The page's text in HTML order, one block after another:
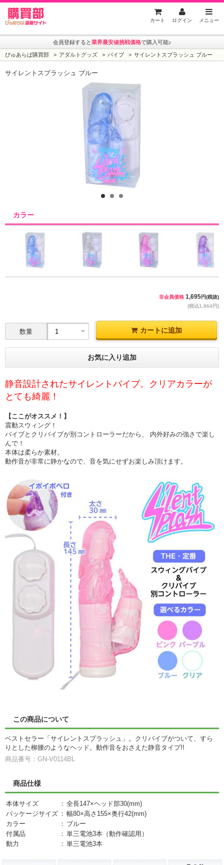
カート ログイン メニュー
会員登録すると業界最安値挑戦価格で購入可能♪
ぴゅあらば購買部 アダルトグッズ バイブ サイレントスプラッシュ ブルー
サイレントスプラッシュ ブルー
カラー
非会員価格 1,695円(税抜)
(税込1,864円)
数量 カートに追加
お気に入り追加
静音設計されたサイレントバイブ。クリアカラーが
とても綺麗！
【ここがオススメ！】
震動スウィング！
バイブとクリバイブが別コントローラーだから、 内外好みの強さで楽し
んで！
本体は柔らか素材。
動作音が非常に静かなので、音を気にせずお楽しみ頂けます。
この商品について
ベストセラー「サイレントスプラッシュ」。クリバイブがついて、すら
りとした柳腰のようなヘッド。動作音をおさえた静音タイプ!!
商品番号：GN-V0114BL
商品仕様
本体サイズ ： 全長147×ヘッド部30(mm)
パッケージサイズ ： 幅80×高さ155×奥行42(mm)
カラー
： ブルー
付属品
： 単三電池3本（動作確認用）
動力
： 単三電池3本